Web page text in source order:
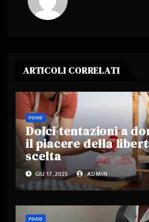
ARTICOLI CORRELATI
FOOD
Dolci tentazioni a
il piacere della
scelta
GIU 17, 2025 ADMIN
FOOD